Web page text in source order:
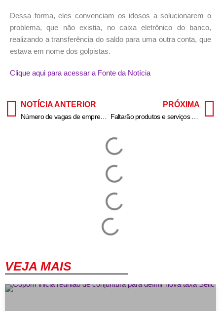
Dessa forma, eles convenciam os idosos a solucionarem o
problema, que não existia, no caixa eletrônico do banco,
realizando a transferência do saldo para uma outra conta, que
estava em nome dos golpistas.
Clique aqui para acessar a Fonte da Notícia
NOTÍCIA ANTERIOR
Número de vagas de emprego disponibilizadas pelo Cate em 2024 é mais que o dobro de 2023
PRÓXIMA
VEJA MAIS